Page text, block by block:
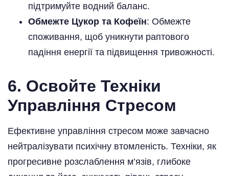
підтримуйте водний баланс.
Обмежте Цукор та Кофеїн: Обмежте
споживання, щоб уникнути раптового
падіння енергії та підвищення тривожності.
6. Освойте Техніки
Управління Стресом
Ефективне управління стресом може завчасно
нейтралізувати психічну втомленість. Техніки, як
прогресивне розслаблення м’язів, глибоке